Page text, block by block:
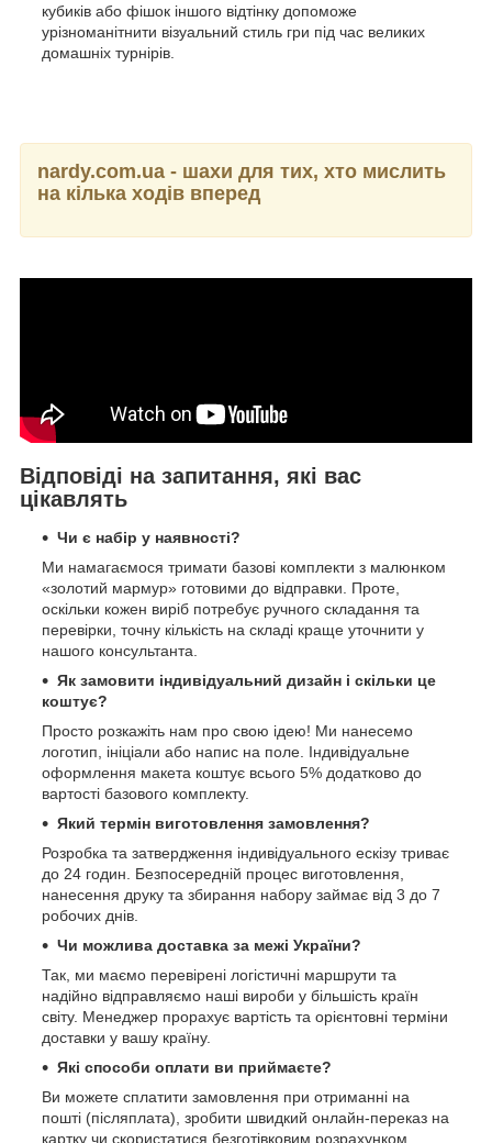
кубиків або фішок іншого відтінку допоможе
урізноманітнити візуальний стиль гри під час великих
домашніх турнірів.
nardy.com.ua - шахи для тих, хто мислить
на кілька ходів вперед
Відповіді на запитання, які вас
цікавлять
Чи є набір у наявності?
Ми намагаємося тримати базові комплекти з малюнком
«золотий мармур» готовими до відправки. Проте,
оскільки кожен виріб потребує ручного складання та
перевірки, точну кількість на складі краще уточнити у
нашого консультанта.
Як замовити індивідуальний дизайн і скільки це
коштує?
Просто розкажіть нам про свою ідею! Ми нанесемо
логотип, ініціали або напис на поле. Індивідуальне
оформлення макета коштує всього 5% додатково до
вартості базового комплекту.
Який термін виготовлення замовлення?
Розробка та затвердження індивідуального ескізу триває
до 24 годин. Безпосередній процес виготовлення,
нанесення друку та збирання набору займає від 3 до 7
робочих днів.
Чи можлива доставка за межі України?
Так, ми маємо перевірені логістичні маршрути та
надійно відправляємо наші вироби у більшість країн
світу. Менеджер прорахує вартість та орієнтовні терміни
доставки у вашу країну.
Які способи оплати ви приймаєте?
Ви можете сплатити замовлення при отриманні на
пошті (післяплата), зробити швидкий онлайн-переказ на
картку чи скористатися безготівковим розрахунком.